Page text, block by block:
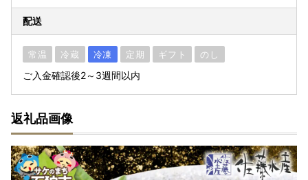
配送
常温 冷蔵 冷凍 定期 ギフト のし
ご入金確認後2～3週間以内
返礼品画像